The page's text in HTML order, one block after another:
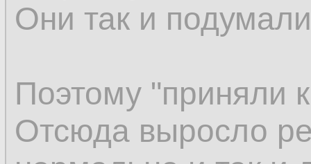
Они так и
Поэтому "приняли
Отсюда выросло